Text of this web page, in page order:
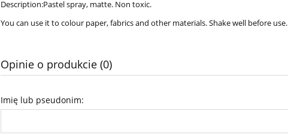
Description:Pastel spray, matte. Non toxic.
You can use it to colour paper, fabrics and other materials. Shake well before use.
Opinie o produkcie (0)
Imię lub pseudonim: